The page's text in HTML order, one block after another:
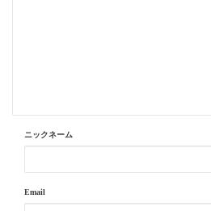
ニックネーム
Email